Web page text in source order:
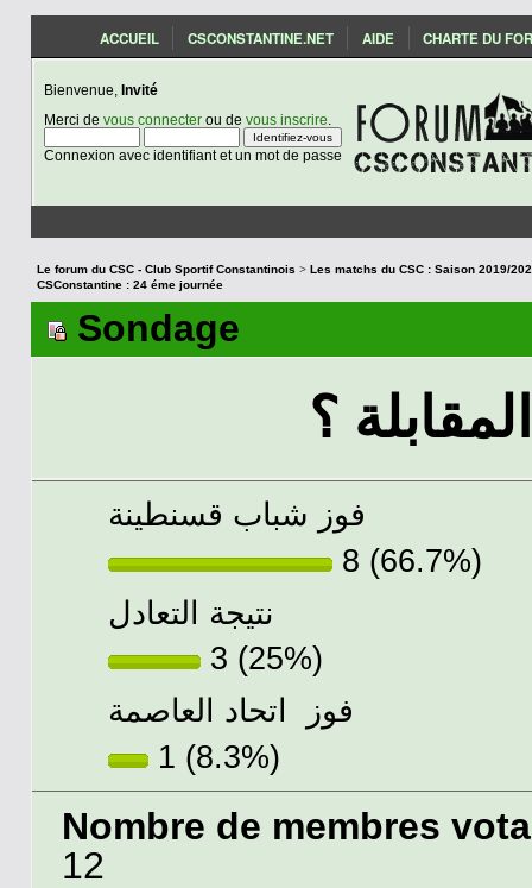
ACCUEIL CSCONSTANTINE.NET AIDE CHARTE DU
Bienvenue, Invité
Merci de vous connecterou de vous inscrire
Connexion avec identifiant et un mot de passe
Le forum du CSC - Club Sportif Constantinois >
CSConstantine : 24 éme journée
Sondage
؟
فوز شباب قسنطينة
8 (66.7%)
نتيجة التعادل
3 (25%)
فوز اتحاد العاصمة
1 (8.3%)
Nombre de membres
12